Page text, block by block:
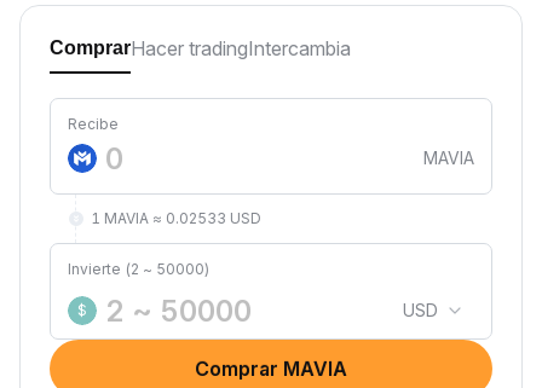
ComprarHacer tradingIntercambia
Recibe
MAVIA
1 MAVIA ≈ 0.02533 USD
Invierte (2 ~ 50000)
$ USD
Comprar MAVIA